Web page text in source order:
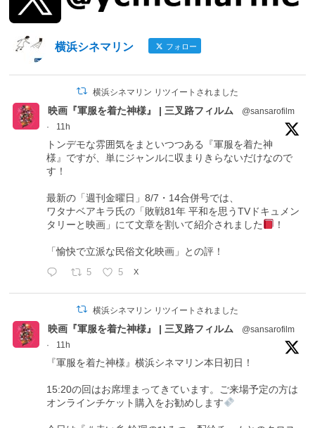
横浜シネマリン フォロー
横浜シネマリン リツイートされました
映画『軍服を着た神様』 | 三叉路フィルム
@sansarofilm
·
11h
トンデモな雰囲気をまといつつある『軍服を着た神
様』ですが、単にジャンルに収まりきらないだけなので
す！
最新の「週刊金曜日」8/7・14合併号では、
ワタナベアキラ氏の「敗戦81年 平和を思うTVドキュメン
タリーと映画」にて文章を割いて紹介されました
！
「愉快で立派な民俗文化映画」との評！
5 5 X
横浜シネマリン リツイートされました
映画『軍服を着た神様』 | 三叉路フィルム
@sansarofilm
·
11h
『軍服を着た神様』横浜シネマリン本日初日！
15:20の回はお席埋まってきています。ご来場予定の方は
オンラインチケット購入をお勧めします